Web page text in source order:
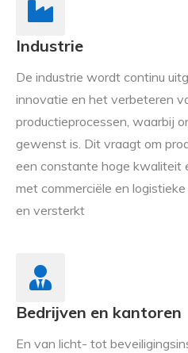
Industrie
De industrie wordt continu
innovatie en het verbeteren
productieprocessen, waarbij
gewenst is. Dit vraagt om
een constante hoge kwaliteit
met commerciële en
en versterkt
Bedrijven en kantoren
En van licht- tot